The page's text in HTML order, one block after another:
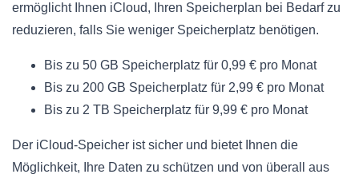
ermöglicht Ihnen iCloud, Ihren Speicherplan bei Bedarf zu
reduzieren, falls Sie weniger Speicherplatz benötigen.
Bis zu 50 GB Speicherplatz für 0,99 € pro Monat
Bis zu 200 GB Speicherplatz für 2,99 € pro Monat
Bis zu 2 TB Speicherplatz für 9,99 € pro Monat
Der iCloud-Speicher ist sicher und bietet Ihnen die
Möglichkeit, Ihre Daten zu schützen und von überall aus